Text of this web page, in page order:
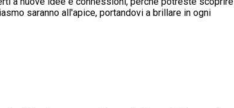
saranno all'apice, portandovi a brillare in ogni